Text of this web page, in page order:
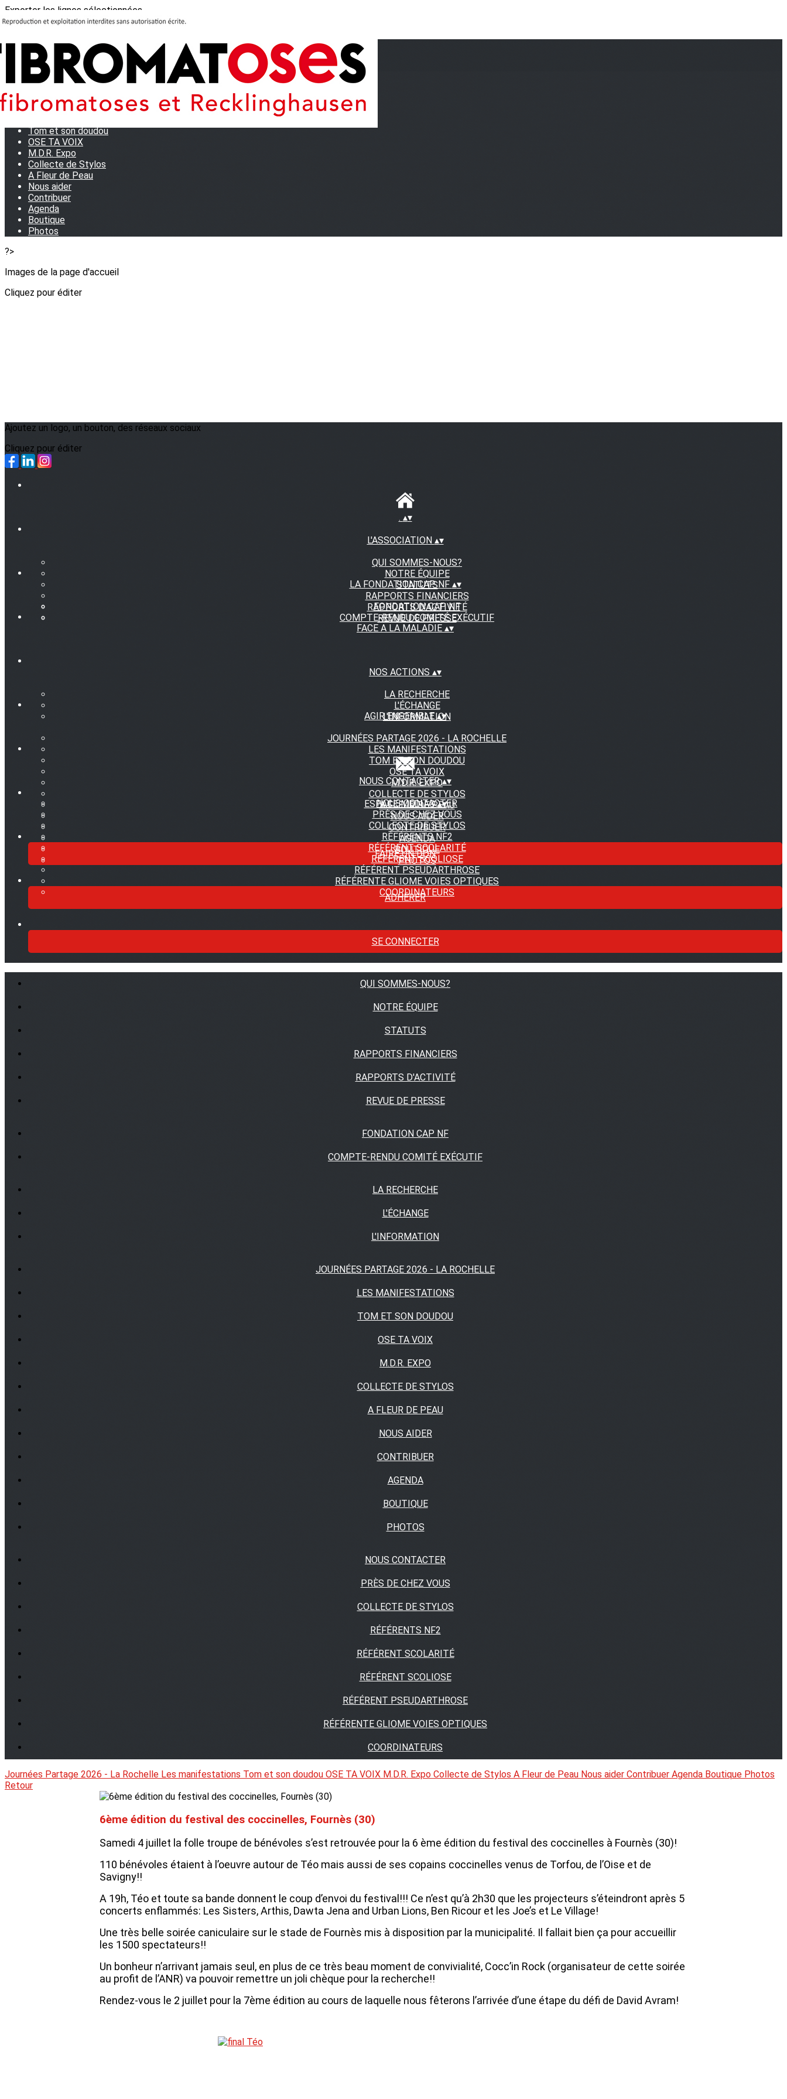
Exporter les lignes sélectionnées
Exporter toutes les colonnes
Journées Partage 2026 - La Rochelle
Tom et son doudou
OSE TA VOIX
M.D.R. Expo
Collecte de Stylos
A Fleur de Peau
Nous aider
Contribuer
Agenda
Boutique
Photos
?>
Images de la page d'accueil
Cliquez pour éditer
Ajoutez un logo, un bouton, des réseaux sociaux
Cliquez pour éditer
. ▴▾
L'ASSOCIATION ▴▾
QUI SOMMES-NOUS?
NOTRE ÉQUIPE
STATUTS
RAPPORTS FINANCIERS
RAPPORTS D'ACTIVITÉ
REVUE DE PRESSE
LA FONDATION CAP NF ▴▾
FONDATION CAP NF
COMPTE-RENDU COMITÉ EXÉCUTIF
FACE A LA MALADIE ▴▾
NOS ACTIONS ▴▾
LA RECHERCHE
L'ÉCHANGE
L'INFORMATION
AGIR ENSEMBLE▴▾
JOURNÉES PARTAGE 2026 - LA ROCHELLE
LES MANIFESTATIONS
TOM ET SON DOUDOU
OSE TA VOIX
M.D.R. EXPO
COLLECTE DE STYLOS
A FLEUR DE PEAU
NOUS AIDER
CONTRIBUER
AGENDA
BOUTIQUE
PHOTOS
NOUS CONTACTER▴▾
NOUS CONTACTER
PRÈS DE CHEZ VOUS
COLLECTE DE STYLOS
RÉFÉRENTS NF2
RÉFÉRENT SCOLARITÉ
RÉFÉRENT SCOLIOSE
RÉFÉRENT PSEUDARTHROSE
RÉFÉRENTE GLIOME VOIES OPTIQUES
COORDINATEURS
ESPACE MEDIAS▴▾
FAIRE UN DON
ADHÉRER
SE CONNECTER
QUI SOMMES-NOUS?
NOTRE ÉQUIPE
STATUTS
RAPPORTS FINANCIERS
RAPPORTS D'ACTIVITÉ
REVUE DE PRESSE
FONDATION CAP NF
COMPTE-RENDU COMITÉ EXÉCUTIF
LA RECHERCHE
L'ÉCHANGE
L'INFORMATION
JOURNÉES PARTAGE 2026 - LA ROCHELLE
LES MANIFESTATIONS
TOM ET SON DOUDOU
OSE TA VOIX
M.D.R. EXPO
COLLECTE DE STYLOS
A FLEUR DE PEAU
NOUS AIDER
CONTRIBUER
AGENDA
BOUTIQUE
PHOTOS
NOUS CONTACTER
PRÈS DE CHEZ VOUS
COLLECTE DE STYLOS
RÉFÉRENTS NF2
RÉFÉRENT SCOLARITÉ
RÉFÉRENT SCOLIOSE
RÉFÉRENT PSEUDARTHROSE
RÉFÉRENTE GLIOME VOIES OPTIQUES
COORDINATEURS
Journées Partage 2026 - La Rochelle Les manifestations Tom et son doudou OSE TA VOIX M.D.R. Expo Collecte de Stylos A Fleur de Peau Nous aider Contribuer Agenda Boutique Photos
Retour
6ème édition du festival des coccinelles, Fournès (30)
Samedi 4 juillet la folle troupe de bénévoles s’est retrouvée pour la 6 ème édition du festival des coccinelles à Fournès (30)!
110 bénévoles étaient à l’oeuvre autour de Téo mais aussi de ses copains coccinelles venus de Torfou, de l’Oise et de
Savigny!!
A 19h, Téo et toute sa bande donnent le coup d’envoi du festival!!! Ce n’est qu’à 2h30 que les projecteurs s’éteindront après 5
concerts enflammés: Les Sisters, Arthis, Dawta Jena and Urban Lions, Ben Ricour et les Joe’s et Le Village!
Une très belle soirée caniculaire sur le stade de Fournès mis à disposition par la municipalité. Il fallait bien ça pour accueillir
les 1500 spectateurs!!
Un bonheur n’arrivant jamais seul, en plus de ce très beau moment de convivialité, Cocc’in Rock (organisateur de cette soirée
au profit de l’ANR) va pouvoir remettre un joli chèque pour la recherche!!
Rendez-vous le 2 juillet pour la 7ème édition au cours de laquelle nous fêterons l’arrivée d’une étape du défi de David Avram!